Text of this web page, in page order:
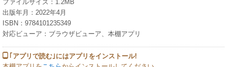
ファイルサイズ：1.2MB
出版年月：2022年4月
ISBN：9784101235349
対応ビューア：ブラウザビューア、本棚アプリ
｢アプリで読む｣にはアプリをインストール!